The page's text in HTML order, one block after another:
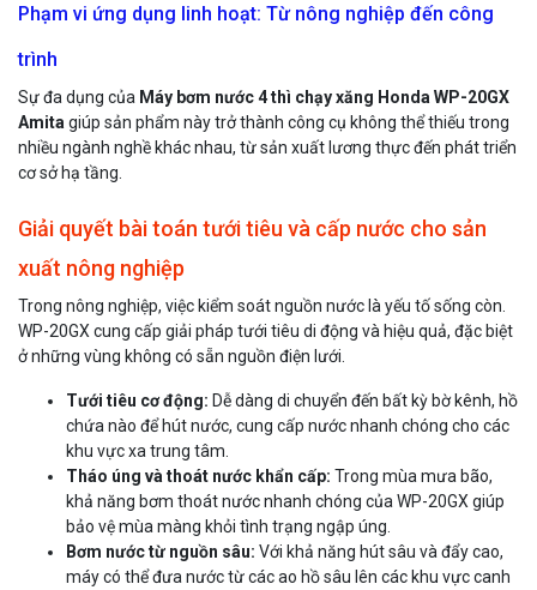
Phạm vi ứng dụng linh hoạt: Từ nông nghiệp đến công
trình
Sự đa dụng của Máy bơm nước 4 thì chạy xăng Honda WP-20GX
Amita giúp sản phẩm này trở thành công cụ không thể thiếu trong
nhiều ngành nghề khác nhau, từ sản xuất lương thực đến phát triển
cơ sở hạ tầng.
Giải quyết bài toán tưới tiêu và cấp nước cho sản
xuất nông nghiệp
Trong nông nghiệp, việc kiểm soát nguồn nước là yếu tố sống còn.
WP-20GX cung cấp giải pháp tưới tiêu di động và hiệu quả, đặc biệt
ở những vùng không có sẵn nguồn điện lưới.
Tưới tiêu cơ động: Dễ dàng di chuyển đến bất kỳ bờ kênh, hồ
chứa nào để hút nước, cung cấp nước nhanh chóng cho các
khu vực xa trung tâm.
Tháo úng và thoát nước khẩn cấp: Trong mùa mưa bão,
khả năng bơm thoát nước nhanh chóng của WP-20GX giúp
bảo vệ mùa màng khỏi tình trạng ngập úng.
Bơm nước từ nguồn sâu: Với khả năng hút sâu và đẩy cao,
máy có thể đưa nước từ các ao hồ sâu lên các khu vực canh